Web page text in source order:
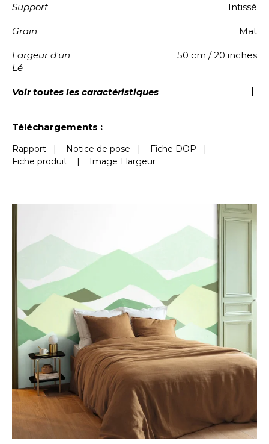
Support Intissé
Grain Mat
Largeur d'un
Lé
50 cm / 20 inches
Hauteur 310 cm / 122 inches
Largeur
Totale
200 cm / 79 inches
Raccord Raccord droit
Nombre de
lés
4
Poids g/m² 147
Entretien Lavable
Pose colle Encollage du mur
Dépose Arrachage à sec
Norme COV A+
ASTME84 Class A
Norme
euroclass
B s1 d0
Voir toutes les caractéristiques
Téléchargements :
Rapport | Notice de pose | Fiche DOP |
Fiche produit
| Image 1 largeur